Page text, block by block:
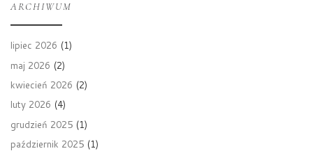
ARCHIWUM
lipiec 2026 (1)
maj 2026 (2)
kwiecień 2026 (2)
luty 2026 (4)
grudzień 2025 (1)
październik 2025 (1)